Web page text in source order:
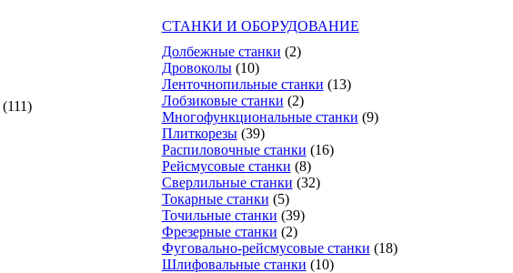
(111)
СТАНКИ И ОБОРУДОВАНИЕ
Долбежные станки (2)
Дровоколы (10)
Ленточнопильные станки (13)
Лобзиковые станки (2)
Многофункциональные станки (9)
Плиткорезы (39)
Распиловочные станки (16)
Рейсмусовые станки (8)
Сверлильные станки (32)
Токарные станки (5)
Точильные станки (39)
Фрезерные станки (2)
Фуговально-рейсмусовые станки (18)
Шлифовальные станки (10)